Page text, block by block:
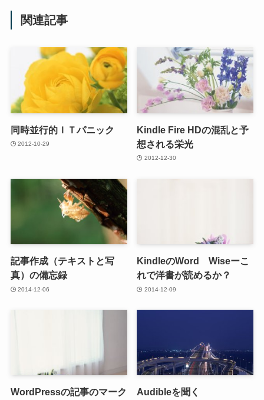
関連記事
同時並行的ＩＴパニック
2012-10-29
Kindle Fire HDの混乱と予
想される栄光
2012-12-30
記事作成（テキストと写
真）の備忘録
2014-12-06
KindleのWord Wiseーこ
れで洋書が読めるか？
2014-12-09
WordPressの記事のマーク
Audibleを聞く